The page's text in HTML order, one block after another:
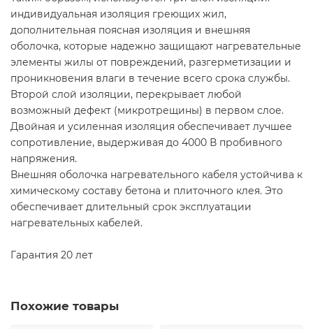
индивидуальная изоляция греющих жил,
дополнительная поясная изоляция и внешняя
оболочка, которые надежно защищают нагревательные
элементы жилы от повреждений, разгерметизации и
проникновения влаги в течение всего срока службы.
Второй слой изоляции, перекрывает любой
возможный дефект (микротрещины) в первом слое.
Двойная и усиленная изоляция обеспечивает лучшее
сопротивление, выдерживая до 4000 В пробивного
напряжения.
Внешняя оболочка нагревательного кабеля устойчива к
химическому составу бетона и плиточного клея. Это
обеспечивает длительный срок эксплуатации
нагревательных кабелей.
Гарантия 20 лет
Похожие товары